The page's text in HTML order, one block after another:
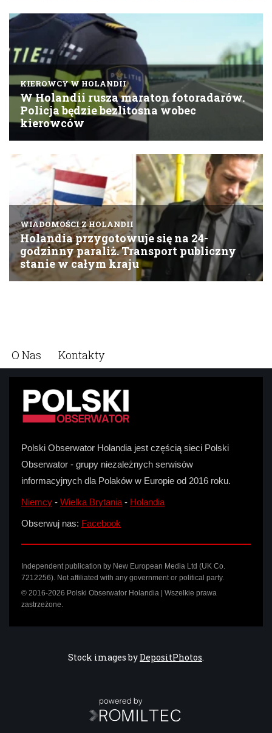
O Nas Kontakty
Polski Obserwator Holandia jest częścią sieci Polski
Obserwator - grupy niezależnych serwisów
informacyjnych dla Polaków w Europie od 2016 roku.
Niemcy - Wielka Brytania- Holandia
Obserwuj nas: Facebook
Independent publication by New European Media Ltd (UK Co.
7212256). Not affiliated with any government or political party.
© 2016-2026 Polski Obserwator Holandia | Wszelkie prawa
zastrzeżone.
Stock images byDepositPhotos.